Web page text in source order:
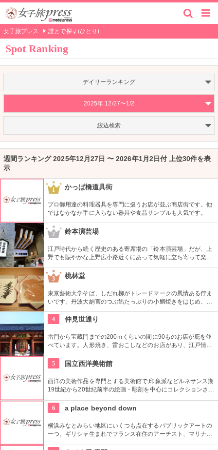
女子旅プレス 誰とで探す(ひとり)
Spot Ranking
デイリーランキング
2025年 12/27〜1/2
絞込検索
週間ランキング 2025年12月27日 〜 2026年1月2日付 上位30件を表
示
1 かっぱ橋道具街
プロ御用達の料理器具を専門に扱うお店が並ぶ商店街です。他
ではなかなか手に入らない器具や食品サンプルも人気です。
2 鈴本演芸場
江戸時代から続く歴史のある寄席場の「鈴本演芸場」だが、上
野でも賑やかな上野広小路近くにあって気軽に立ち寄って楽し
むことができる。好きな落語家や漫才の名前を見つけたら迷わ
ず入ってみてはいかがでしょう。
3 桃林堂
東京藝術大学そば、しだれ柳がトレードマークの風情ある佇ま
いです。丹波大納言のつぶ餡たっぷりの小鯛焼きをはじめ、水
ようかんや最中、ぜんざいなど、品の良い和菓子がそろってい
ます。お抹茶をいただきながら店内でも。
4 仲見世通り
雷門から宝蔵門までの200ｍくらいの間に90ものお店が庇を並
べています。人形焼き、雷おこしなどのお店があり、江戸情緒
5
国立西洋美術館
西洋の美術作品を専門とする美術館で,印象派などルネサンス期
19世紀から20世紀前半の絵画・彫刻を中心にコレクションされ
家）たちの作品を見ることができる美術館としは日本有数。ロ
ダンの「考える人」はこちらで見れる。設計はル・コルビジェ
が手掛け、建築・インテリア好きにもおすすめ。
6 a place beyond down
横浜みなとみらい地区にいくつも点在するパブリックアートの
一つ。ギリシャ生まれでフランス在住のアーチスト、マリナ・